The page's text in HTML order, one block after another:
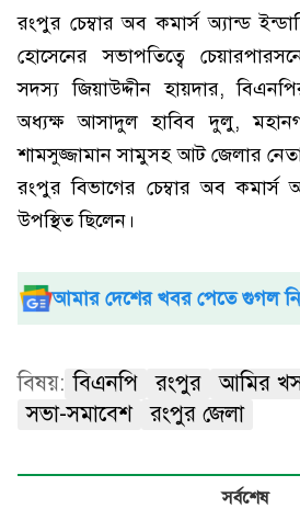
রংপুর চেম্বার অব কমার্স অ্যান্ড
হোসেনের সভাপতিত্বে
সদস্য জিয়াউদ্দীন হায়দার,
অধ্যক্ষ আসাদুল হাবিব দুলু,
শামসুজ্জামান সামুসহ আট জেলার
রংপুর বিভাগের চেম্বার অব কমার্স
উপস্থিত ছিলেন।
আমার দেশের খবর পেতে গুগল
বিষয়: বিএনপি রংপুর
আমির
সভা-সমাবেশ
রংপুর জেলা
সর্বশেষ